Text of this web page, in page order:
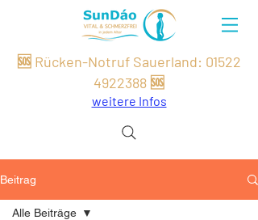
🆘 Rücken-Notruf Sauerland: 01522
4922388 🆘
weitere Infos
Beitrag
Alle Beiträge